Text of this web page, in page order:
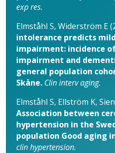
exp res.
Elmståhl S, Widerström E
intolerance predicts
impairment: incidence
impairment and
general population
Skåne. Clin interv aging.
Elmståhl S, Ellström K,
Association between
hypertension in the
population Good aging
clin hypertension.